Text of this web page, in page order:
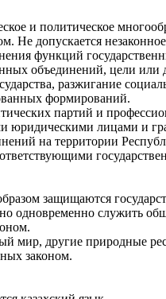
и политическое
Не допускается
функций
объединений, цели
разжигание
формирований.
партий и
юридическими лицами и
на территории
защищаются
одновременно служить
мир, другие природные
законом.